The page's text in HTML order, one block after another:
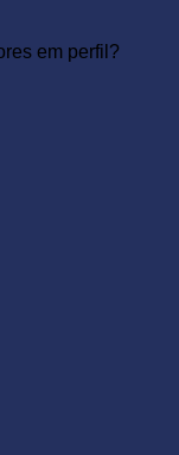
em perfil?